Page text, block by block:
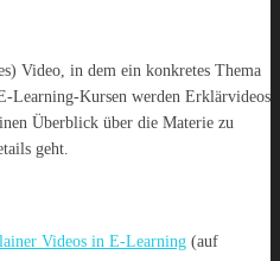
Video, in dem ein konkretes Thema
Learning-Kursen werden Erklärvideos
Überblick über die Materie zu
geht.
Videos in E-Learning (auf